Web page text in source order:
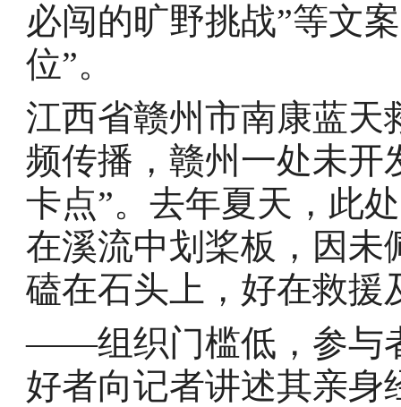
必闯的旷野挑战”等文
位”。
江西省赣州市南康蓝天
频传播，赣州一处未开
卡点”。去年夏天，此
在溪流中划桨板，因未
磕在石头上，好在救援
——组织门槛低，参与
好者向记者讲述其亲身